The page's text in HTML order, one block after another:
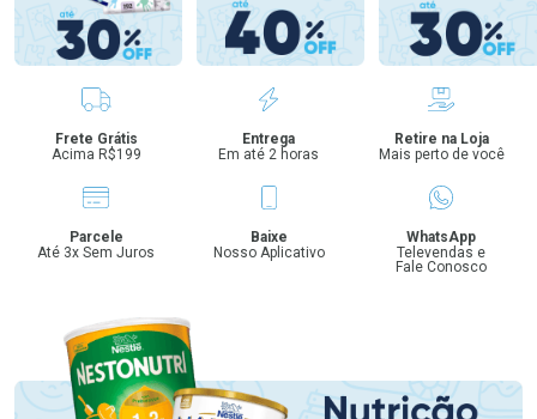
Benefícios
Frete Grátis
Acima R$199
Entrega
Em até 2 horas
Retire na Loja
Mais perto de você
Parcele
Até 3x Sem Juros
Baixe
Nosso Aplicativo
WhatsApp
Televendas e
Fale Conosco